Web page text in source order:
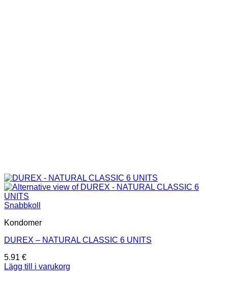
Snabbkoll
Kondomer
DUREX – NATURAL CLASSIC 6 UNITS
5.91 €
Lägg till i varukorg